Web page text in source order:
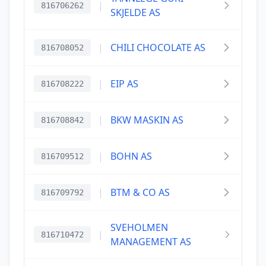
816706262 |
SKJELDE AS
816708052 | CHILI CHOCOLATE AS
816708222 | EIP AS
816708842 | BKW MASKIN AS
816709512 | BOHN AS
816709792 | BTM & CO AS
816710472 |
SVEHOLMEN
MANAGEMENT AS